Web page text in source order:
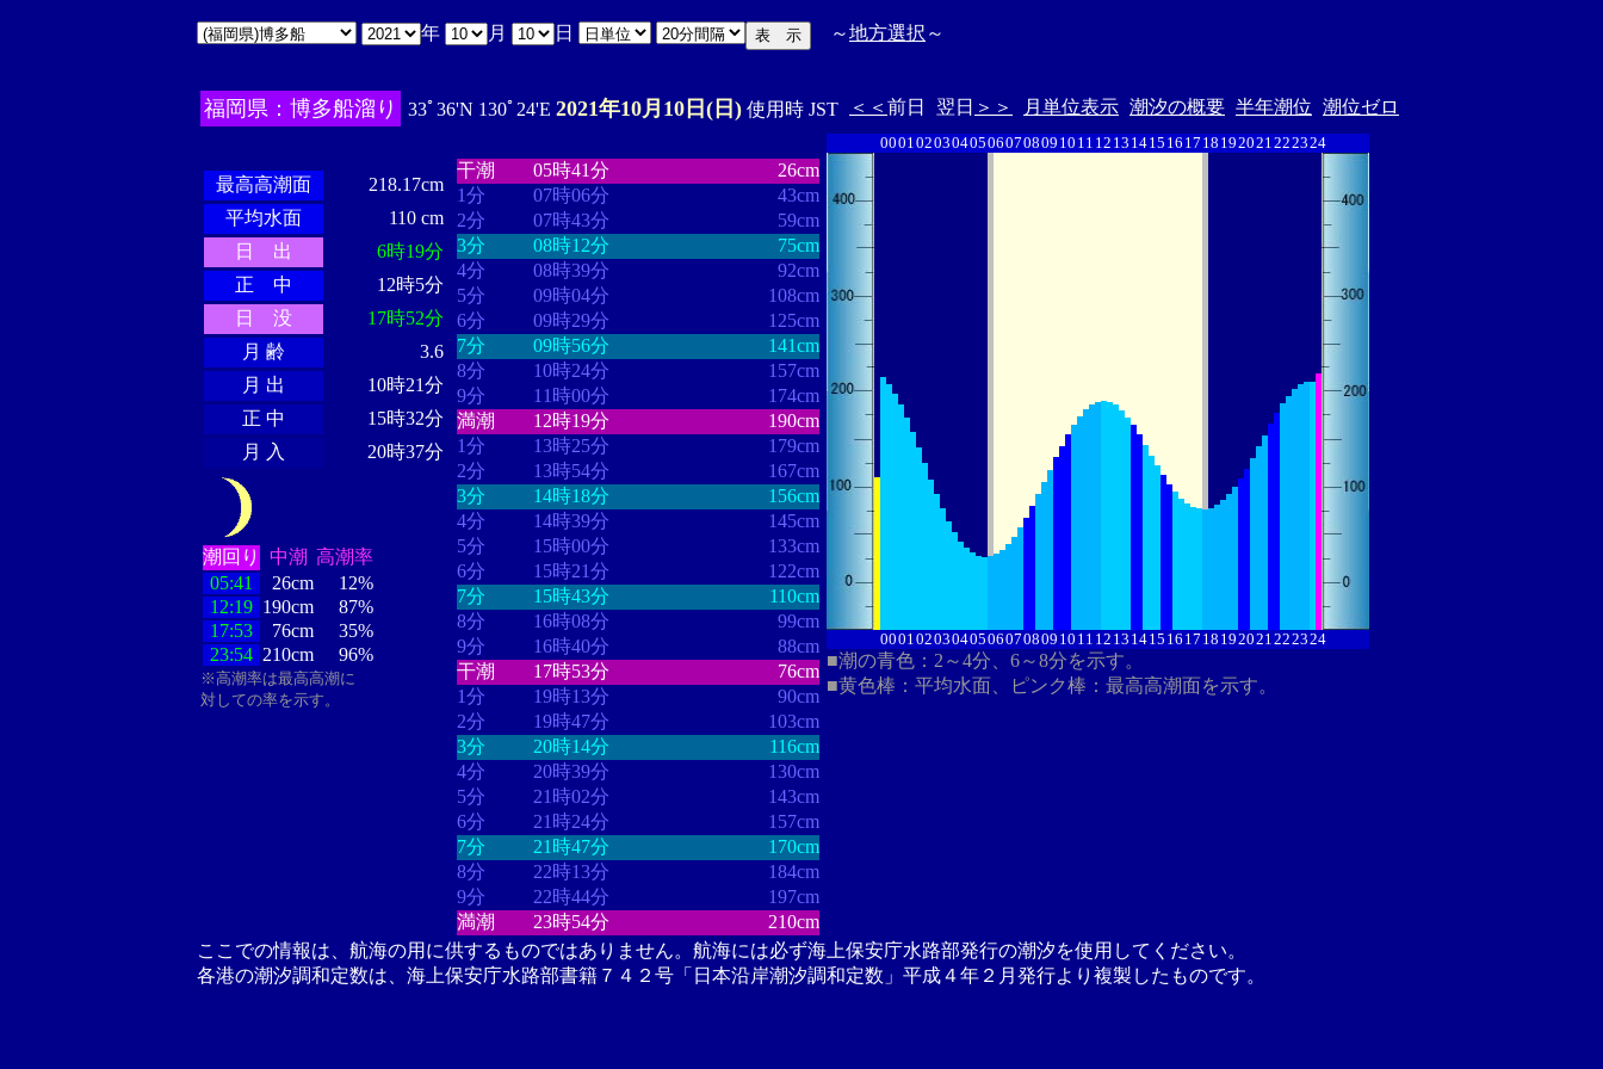
年 月 日 ～地方選択 ～
福岡県：博多船溜り 33ﾟ36'N 130ﾟ24'E 2021年10月10日(日) 使用時 JST ＜＜ 前日 翌日 ＞＞ 月単位表示 潮汐の概要 半年潮位 潮位ゼロ
最高高潮面
218.17cm
平均水面
110 cm
日 出
6時19分
正 中
12時5分
日 没
17時52分
月 齢
3.6
月 出
10時21分
正 中
15時32分
月 入
20時37分
潮回り 中潮 高潮率
05:41
26cm
12%
12:19 190cm
87%
17:53
76cm
35%
23:54 210cm 96%
※高潮率は最高高潮に
対しての率を示す。
干潮
05時41分
26cm
1分
07時06分
43cm
2分
07時43分
59cm
3分
08時12分
75cm
4分
08時39分
92cm
5分
09時04分
108cm
6分
09時29分
125cm
7分
09時56分
141cm
8分
10時24分
157cm
9分
11時00分
174cm
満潮
12時19分
190cm
1分
13時25分
179cm
2分
13時54分
167cm
3分
14時18分
156cm
4分
14時39分
145cm
5分
15時00分
133cm
6分
15時21分
122cm
7分
15時43分
110cm
8分
16時08分
99cm
9分
16時40分
88cm
干潮
17時53分
76cm
1分
19時13分
90cm
2分
19時47分
103cm
3分
20時14分
116cm
4分
20時39分
130cm
5分
21時02分
143cm
6分
21時24分
157cm
7分
21時47分
170cm
8分
22時13分
184cm
9分
22時44分
197cm
満潮
23時54分 210cm
00010203040506070809 10 11 12 13 1415 16 17 18 192021222324
00010203040506070809 10 11 12 13 1415 16 17 18 192021222324
■潮の青色：2～4分、6～8分を示す。
■黄色棒：平均水面、ピンク棒：最高高潮面を示す。
ここでの情報は、航海の用に供するものではありません。航海には必ず海上保安庁水路部発行の潮汐を使用してください。
各港の潮汐調和定数は、海上保安庁水路部書籍７４２号「日本沿岸潮汐調和定数」平成４年２月発行より複製したものです。